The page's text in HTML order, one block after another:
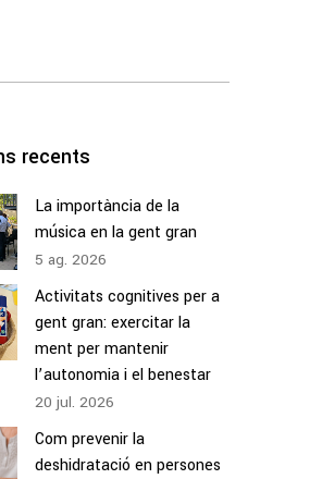
recents
La importància de la
música en la gent gran
5 ag. 2026
Activitats cognitives per a
gent gran: exercitar la
ment per mantenir
l’autonomia i el benestar
20 jul. 2026
Com prevenir la
deshidratació en persones